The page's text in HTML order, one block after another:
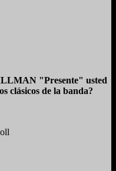
"Presente" usted
clásicos de la banda?